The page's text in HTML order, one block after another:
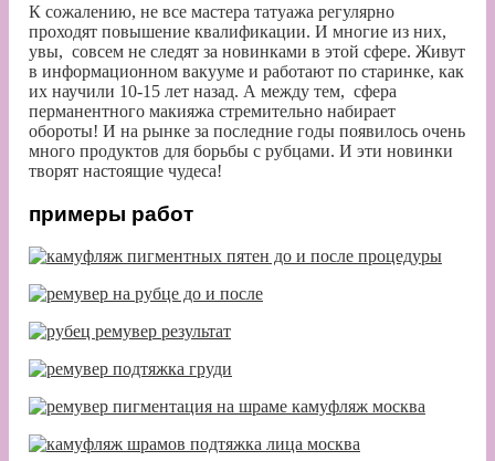
К сожалению, не все мастера татуажа регулярно
проходят повышение квалификации. И многие из них,
увы, совсем не следят за новинками в этой сфере. Живут
в информационном вакууме и работают по старинке, как
их научили 10-15 лет назад. А между тем, сфера
перманентного макияжа стремительно набирает
обороты! И на рынке за последние годы появилось очень
много продуктов для борьбы с рубцами. И эти новинки
творят настоящие чудеса!
примеры работ